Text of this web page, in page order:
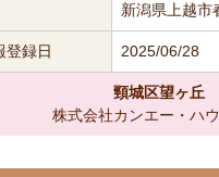
新潟県上越市
登録日 2025/06/28
頸城区望ヶ丘
株式会社カンエー・ハ